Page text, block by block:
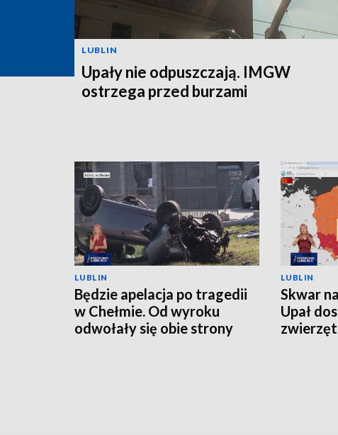
LUBLIN
Upały nie odpuszczają. IMGW
ostrzega przed burzami
LUBLIN
Będzie apelacja po tragedii
w Chełmie. Od wyroku
odwołały się obie strony
LUBLIN
Skwar
Upał